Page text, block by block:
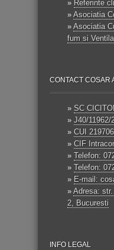
» Referinte
» Asociatia
» Asociatia
fum si
CONTACT COSAR
» SC
» J40/11962/
» CUI
» CIF
» Telefon:
» Telefon:
» E-mail:
» Adresa:
2, Bucuresti
INFO LEGAL